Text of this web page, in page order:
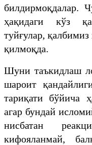
билдирмоқдалар.
ҳақидаги кўз
туйғулар,
қилмоқда.
Шуни таъкидлаш
шароит
тариқати бўйича
агар бундай
нисбатан
кифояланмай,